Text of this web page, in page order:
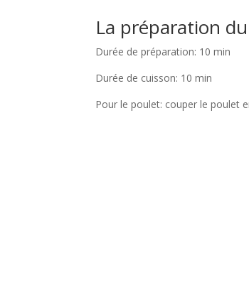
La préparation
Durée de préparation: 10 min
Durée de cuisson: 10 min
Pour le poulet: couper le poulet